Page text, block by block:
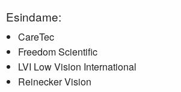
Esindame:
CareTec
Freedom Scientific
LVI Low Vision International
Reinecker Vision